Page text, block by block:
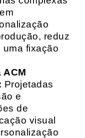
reduz
fixação
ACM
Projetadas
e
de
visual